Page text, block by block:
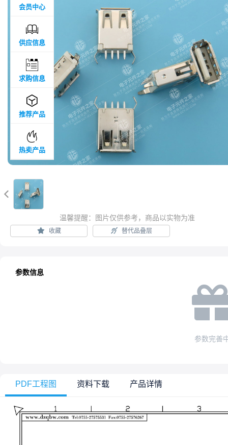

温馨提醒：图片仅供参考，商品以实物为准
收藏 替代品叠层
参数信息
参数完善
PDF工程图 资料下载 产品详情
会员中心

供应信息

求购信息

推荐产品

热卖产品